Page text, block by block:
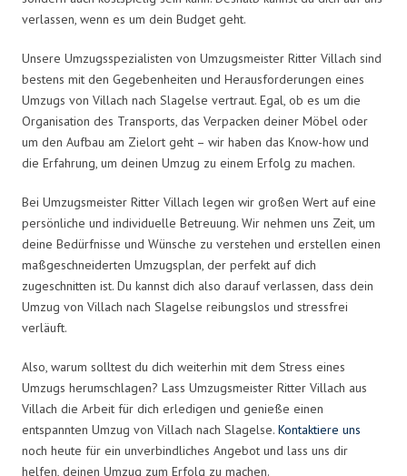
verlassen, wenn es um dein Budget geht.
Unsere Umzugsspezialisten von Umzugsmeister Ritter Villach sind
bestens mit den Gegebenheiten und Herausforderungen eines
Umzugs von Villach nach Slagelse vertraut. Egal, ob es um die
Organisation des Transports, das Verpacken deiner Möbel oder
um den Aufbau am Zielort geht – wir haben das Know-how und
die Erfahrung, um deinen Umzug zu einem Erfolg zu machen.
Bei Umzugsmeister Ritter Villach legen wir großen Wert auf eine
persönliche und individuelle Betreuung. Wir nehmen uns Zeit, um
deine Bedürfnisse und Wünsche zu verstehen und erstellen einen
maßgeschneiderten Umzugsplan, der perfekt auf dich
zugeschnitten ist. Du kannst dich also darauf verlassen, dass dein
Umzug von Villach nach Slagelse reibungslos und stressfrei
verläuft.
Also, warum solltest du dich weiterhin mit dem Stress eines
Umzugs herumschlagen? Lass Umzugsmeister Ritter Villach aus
Villach die Arbeit für dich erledigen und genieße einen
entspannten Umzug von Villach nach Slagelse. Kontaktiere uns
noch heute für ein unverbindliches Angebot und lass uns dir
helfen, deinen Umzug zum Erfolg zu machen.